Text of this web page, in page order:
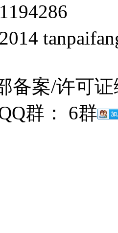
备案/许可
群： 6群